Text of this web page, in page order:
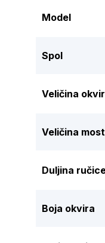
Model
Spol
Veličina
Veličina
Duljina
Boja okvira